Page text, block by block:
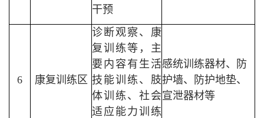
干预
6 康复训练区
诊断观察、康
复训练等，主
要内容有生活
技能训练、肢
体训练、社会
适应能力训练
感统训练器材、防
护墙、防护地垫、
宣泄器材等